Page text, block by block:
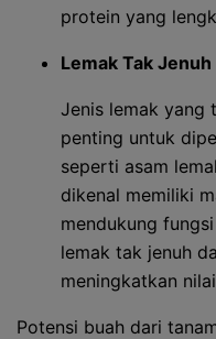
protein yang
Lemak Tak Jenuh
Jenis lemak yang
penting untuk
seperti asam
dikenal memiliki
mendukung
lemak tak jenuh
meningkatkan
Potensi buah dari